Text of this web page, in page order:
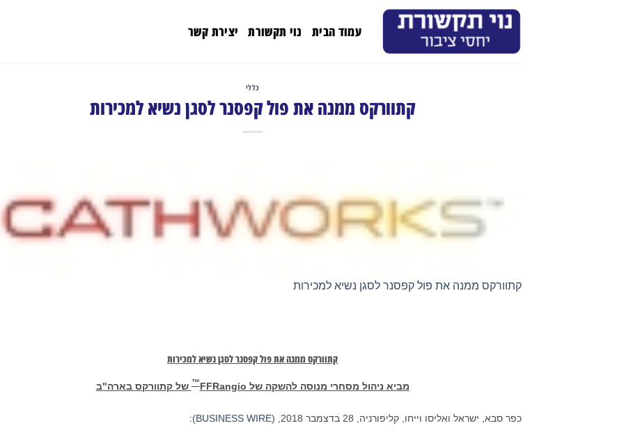
עמוד הבית נוי תקשורת יצירת קשר
כללי
קתוורקס ממנה את פול קפסנר לסגן נשיא למכירות
קתוורקס ממנה את פול קפסנר לסגן נשיא למכירות
קתוורקס ממנה את פול קפסנר לסגן נשיא למכירות
מביא ניהול מסחרי מנוסה להשקה של FFRangio
™של קתוורקס בארה"ב
כפר סבא, ישראל ואליסו וייחו, קליפורניה, 28 בדצמבר 2018, ( BUSINESS WIRE
):